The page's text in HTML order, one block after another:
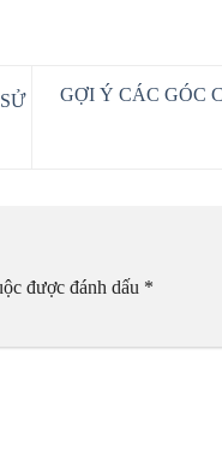
GỢI Ý CÁC GÓC
được đánh dấu *